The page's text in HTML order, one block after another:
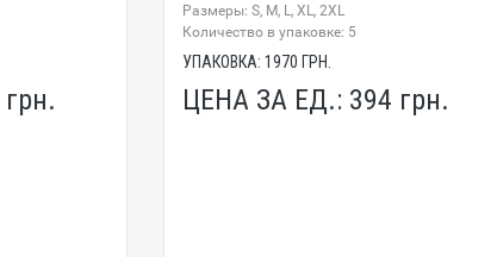
грн.
Размеры: S, M, L, XL, 2XL
Количество в упаковке: 5
УПАКОВКА: 1970 ГРН.
ЦЕНА ЗА ЕД.: 394 грн.